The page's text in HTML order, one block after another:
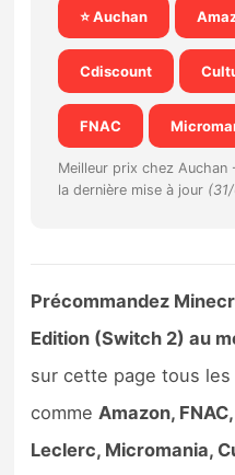
Précommandes
Précommandes
Sorties de jeux
Bons plans
⭐ Auchan
Cdiscount
FNAC
Meilleur prix chez Auchan
la dernière mise à jour
Précommandez
Edition (Switch 2) au
sur cette page tous
commeAmazon,
Leclerc, Micromania,